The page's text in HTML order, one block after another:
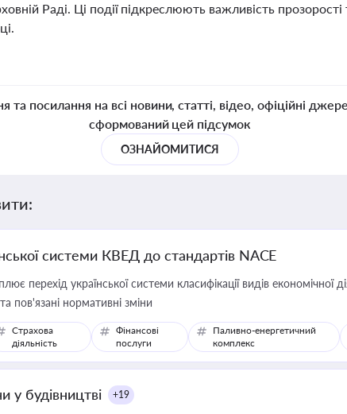
Раді. Ці події підкреслюють важливість прозорості
та посилання на всі новини, статті, відео, офіційні
сформований цей підсумок
ОЗНАЙОМИТИСЯ
системи КВЕД до стандартів NACE
перехід української системи класифікації видів економічної
пов'язані нормативні зміни
Страхова
діяльність
Фінансові
послуги
Паливно-енергетичний
комплекс
у будівництві +19